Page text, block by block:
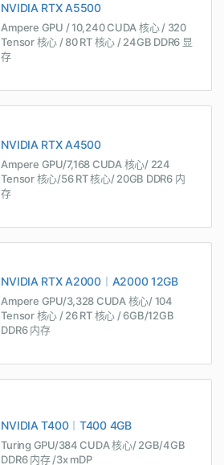
NVIDIA RTX A5500
Ampere GPU / 10,240 CUDA 核心 / 320
Tensor 核心 / 80 RT 核心 / 24GB DDR6 显
存
NVIDIA RTX A4500
Ampere GPU/7,168 CUDA 核心/ 224
Tensor 核心/56 RT 核心/ 20GB DDR6 内
存
NVIDIA RTX A2000︱A2000 12GB
Ampere GPU/3,328 CUDA 核心/ 104
Tensor 核心 / 26 RT 核心 / 6GB/12GB
DDR6 内存
NVIDIA T400︱T400 4GB
Turing GPU/384 CUDA 核心/ 2GB/4GB
DDR6 内存 /3x mDP